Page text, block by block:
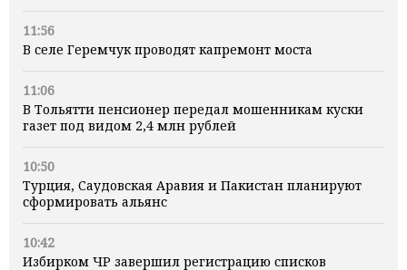
11:56
В селе Геремчук проводят капремонт моста
11:06
В Тольятти пенсионер передал мошенникам куски
газет под видом 2,4 млн рублей
10:50
Турция, Саудовская Аравия и Пакистан планируют
сформировать альянс
10:42
Избирком ЧР завершил регистрацию списков